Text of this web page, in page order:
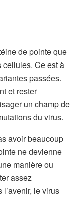
de pointe que
Ce est à
passées.
et rester
un champ de
du virus.
avoir beaucoup
ne devienne
manière ou
assez
le virus